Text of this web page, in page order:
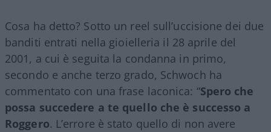
Cosa ha detto? Sotto un reel sull’uccisione dei due
banditi entrati nella gioielleria il 28 aprile del
2001, a cui è seguita la condanna in primo,
secondo e anche terzo grado, Schwoch ha
commentato con una frase laconica: “Spero che
possa succedere a te quello che è successo a
Roggero. L’errore è stato quello di non avere